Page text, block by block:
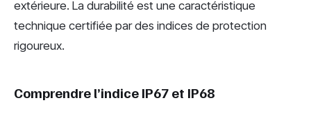
extérieure. La durabilité est une caractéristique
technique certifiée par des indices de protection
rigoureux.
Comprendre l’indice IP67 et IP68